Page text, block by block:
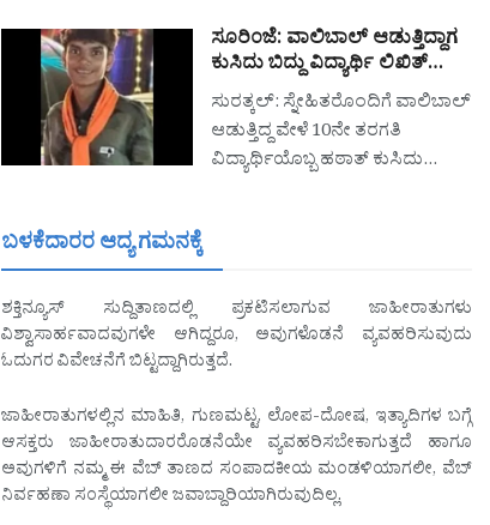
ಸೂರಿಂಜೆ: ವಾಲಿಬಾಲ್ ಆಡುತ್ತಿದ್ದಾಗ
ಕುಸಿದು ಬಿದ್ದು ವಿದ್ಯಾರ್ಥಿ ಲಿಖಿತ್…
ಸುರತ್ಕಲ್: ಸ್ನೇಹಿತರೊಂದಿಗೆ ವಾಲಿಬಾಲ್
ಆಡುತ್ತಿದ್ದ ವೇಳೆ 10ನೇ ತರಗತಿ
ವಿದ್ಯಾರ್ಥಿಯೊಬ್ಬ ಹಠಾತ್ ಕುಸಿದು…
ಬಳಕೆದಾರರ ಆದ್ಯ ಗಮನಕ್ಕೆ
ಶಕ್ತಿನ್ಯೂಸ್ ಸುದ್ದಿತಾಣದಲ್ಲಿ ಪ್ರಕಟಿಸಲಾಗುವ ಜಾಹೀರಾತುಗಳು
ವಿಶ್ವಾಸಾರ್ಹವಾದವುಗಳೇ ಆಗಿದ್ದರೂ, ಅವುಗಳೊಡನೆ ವ್ಯವಹರಿಸುವುದು
ಓದುಗರ ವಿವೇಚನೆಗೆ ಬಿಟ್ಟದ್ದಾಗಿರುತ್ತದೆ.
ಜಾಹೀರಾತುಗಳಲ್ಲಿನ ಮಾಹಿತಿ, ಗುಣಮಟ್ಟ, ಲೋಪ-ದೋಷ, ಇತ್ಯಾದಿಗಳ ಬಗ್ಗೆ
ಆಸಕ್ತರು ಜಾಹೀರಾತುದಾರರೊಡನೆಯೇ ವ್ಯವಹರಿಸಬೇಕಾಗುತ್ತದೆ ಹಾಗೂ
ಅವುಗಳಿಗೆ ನಮ್ಮ ಈ ವೆಬ್ ತಾಣದ ಸಂಪಾದಕೀಯ ಮಂಡಳಿಯಾಗಲೀ, ವೆಬ್
ನಿರ್ವಹಣಾ ಸಂಸ್ಥೆಯಾಗಲೀ ಜವಾಬ್ದಾರಿಯಾಗಿರುವುದಿಲ್ಲ.